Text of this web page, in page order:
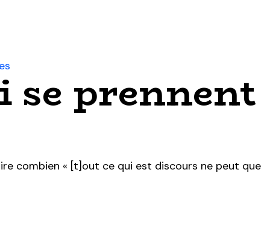
se
combien « [t]out ce qui est discours ne peut que